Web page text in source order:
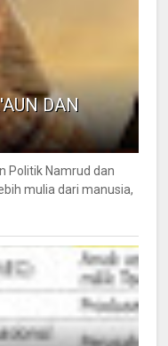
DAN
Politik Namrud dan
mulia dari manusia,